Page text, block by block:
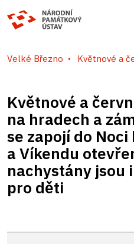
Velké Březno Květnové a
Květnové a
na hradech a
se zapojí do Noci
a Víkendu
nachystány jsou
pro děti